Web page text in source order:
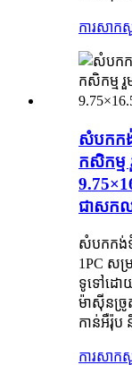
ការសាក
សំបកក
កសិកម្
ជាសក
សំបកកង់ទំ
1PC សម្
ទូទៅដោ
ម៉ាស៊ីនច្
កាន់អឺរ៉ុប
ការសាក